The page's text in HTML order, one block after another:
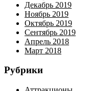
Декабрь 2019
Ноябрь 2019
Октябрь 2019
Сентябрь 2019
Апрель 2018
Март 2018
Рубрики